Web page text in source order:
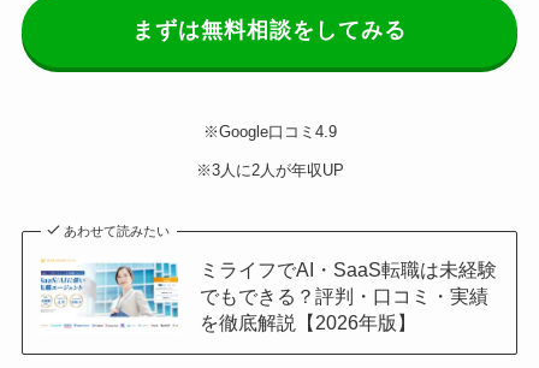
まずは無料相談をしてみる
※Google口コミ4.9
※3人に2人が年収UP
あわせて読みたい
ミライフでAI・SaaS転職は未経験
でもできる？評判・口コミ・実績
を徹底解説【2026年版】